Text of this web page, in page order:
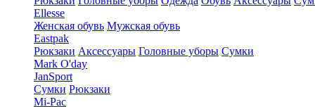
Ellesse
Женская обувь Мужская обувь
Eastpak
Рюкзаки Аксессуары Головные уборы Сумки
Mark O'day
JanSport
Сумки Рюкзаки
Mi-Pac